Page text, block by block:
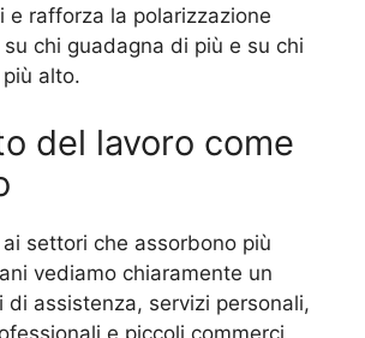
e rafforza la polarizzazione
chi guadagna di più e su chi
alto.
del lavoro come
settori che assorbono più
vediamo chiaramente un
di assistenza, servizi personali,
e piccoli commerci